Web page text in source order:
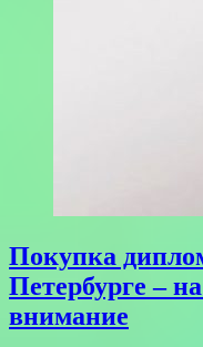
Покупка
Петербурге –
внимание